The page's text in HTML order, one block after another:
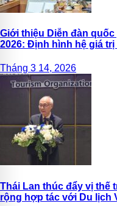
Giới thiệu Diễn đàn
2026: Định hình hệ giá
Tháng 3 14, 2026
Thái Lan thúc đẩy vị thế
rộng hợp tác với Du lịch